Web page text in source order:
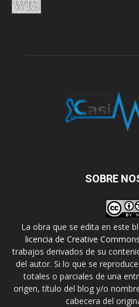
SOBRE
La obra que se edita en este
licencia de Creative Commons
trabajos derivados de su
del autor. Si lo que se
totales o parciales de una
origen, título del blog y/o
cabecera del